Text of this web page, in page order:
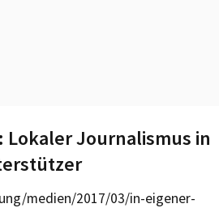
Lokaler Journalismus in
medien/2017/03/in-eigener-